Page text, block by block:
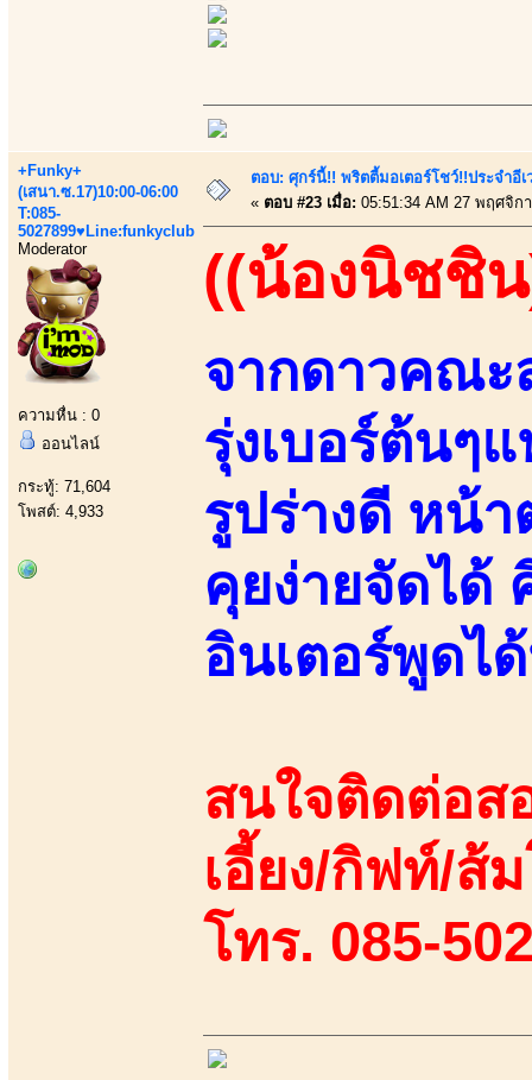
+Funky+
(เสนา.ซ.17)10:00-06:00
T:085-
5027899♥Line:funkyclub
Moderator
ความหื่น : 0
ออนไลน์
กระทู้: 71,604
โพสต์: 4,933
ตอบ: ศุกร์นี้!! พริตตี้มอเตอร์โชว์!!ประจำอี
« ตอบ #23 เมื่อ: 05:51:34 AM 27 พฤศจิก
((น้องนิชชิ
จากดาวคณ
รุ่งเบอร์ต้นๆ
รูปร่างดี หน้
คุยง่ายจัดได้
อินเตอร์พูดไ
สนใจติดต่อส
เอี้ยง/กิฟท์/ส้
โทร. 085-